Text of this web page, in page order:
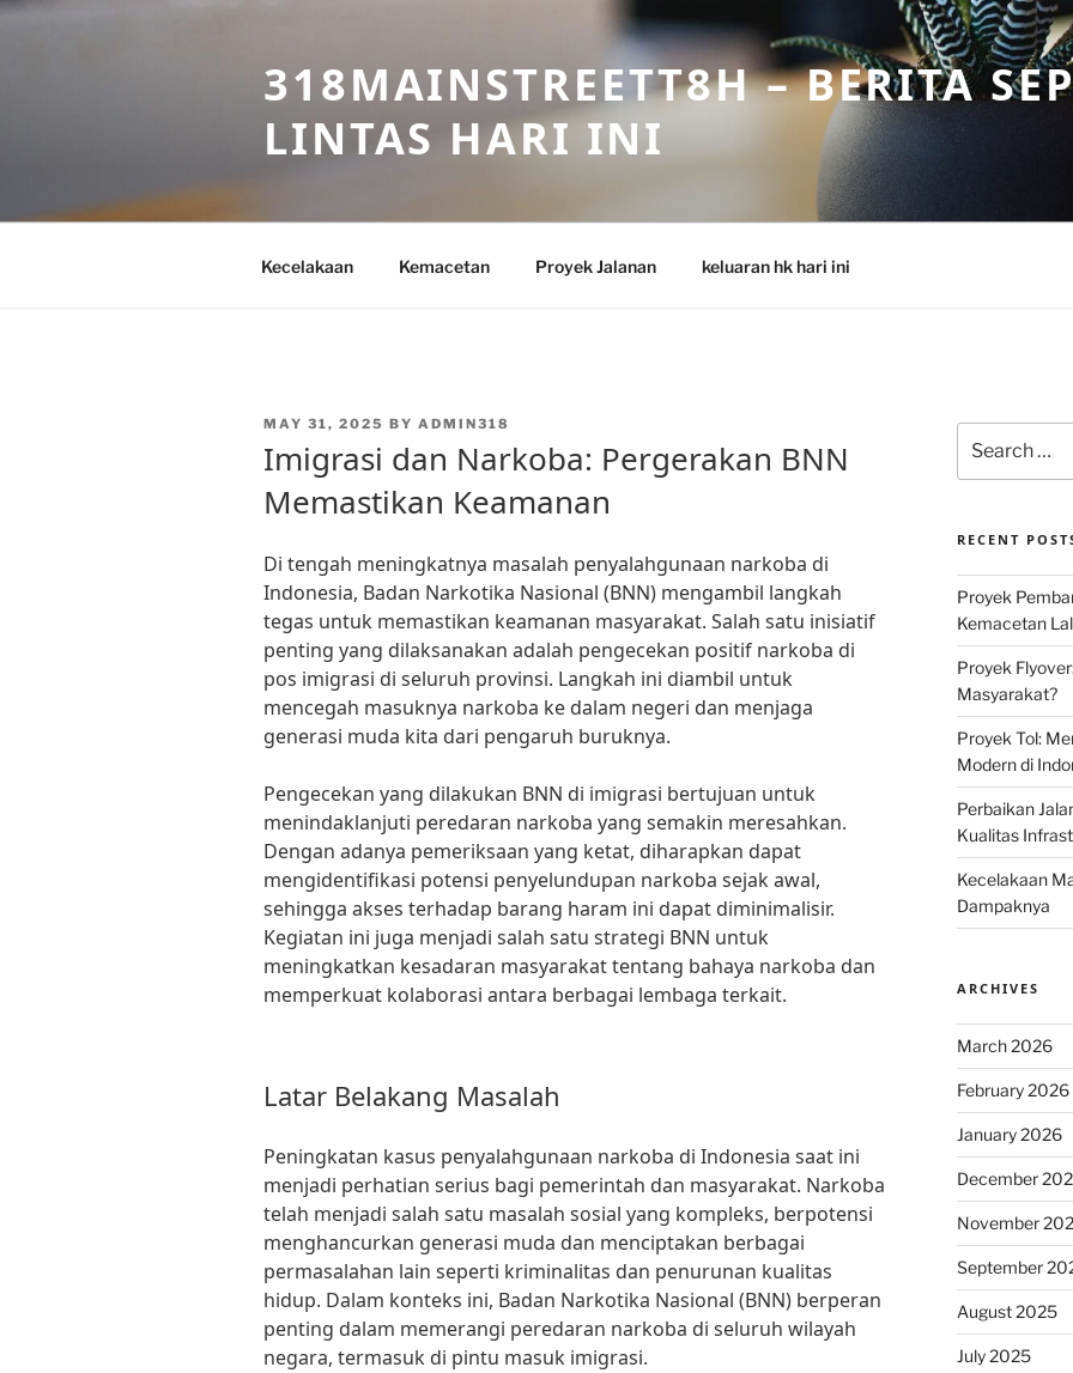
Skip
318MAINSTREETT8H – BERITA
LINTAS HARI INI
Kecelakaan Kemacetan Proyek Jalanan keluaran hk hari ini
POSTED
MAY 31, 2025 BY ADMIN318
Imigrasi dan Narkoba: Pergerakan BNN
Memastikan Keamanan
Di tengah meningkatnya masalah penyalahgunaan narkoba di
Indonesia, Badan Narkotika Nasional (BNN) mengambil langkah
tegas untuk memastikan keamanan masyarakat. Salah satu inisiatif
penting yang dilaksanakan adalah pengecekan positif narkoba di
pos imigrasi di seluruh provinsi. Langkah ini diambil untuk
mencegah masuknya narkoba ke dalam negeri dan menjaga
generasi muda kita dari pengaruh buruknya.
Pengecekan yang dilakukan BNN di imigrasi bertujuan untuk
menindaklanjuti peredaran narkoba yang semakin meresahkan.
Dengan adanya pemeriksaan yang ketat, diharapkan dapat
mengidentifikasi potensi penyelundupan narkoba sejak awal,
sehingga akses terhadap barang haram ini dapat diminimalisir.
Kegiatan ini juga menjadi salah satu strategi BNN untuk
meningkatkan kesadaran masyarakat tentang bahaya narkoba dan
memperkuat kolaborasi antara berbagai lembaga terkait.
Latar Belakang Masalah
Peningkatan kasus penyalahgunaan narkoba di Indonesia saat ini
menjadi perhatian serius bagi pemerintah dan masyarakat. Narkoba
telah menjadi salah satu masalah sosial yang kompleks, berpotensi
menghancurkan generasi muda dan menciptakan berbagai
permasalahan lain seperti kriminalitas dan penurunan kualitas
hidup. Dalam konteks ini, Badan Narkotika Nasional (BNN) berperan
penting dalam memerangi peredaran narkoba di seluruh wilayah
negara, termasuk di pintu masuk imigrasi.
for:
RECENT
Proyek
Kemacetan
Proyek
Masyarakat?
Proyek Tol:
Modern di
Perbaikan
Kualitas
Kecelakaan
Dampaknya
ARCHIVES
March 2026
February 2026
January 2026
December
November
September
August 2025
July 2025